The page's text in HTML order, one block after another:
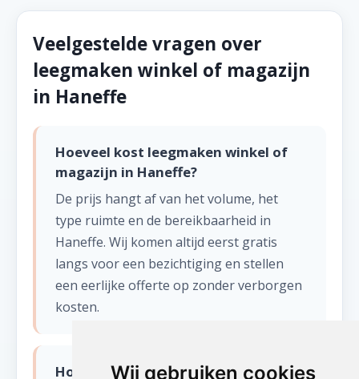
Wij gebruiken cookies
Veelgestelde vragen over
leegmaken winkel of magazijn
in Haneffe
Hoeveel kost leegmaken winkel of
magazijn in Haneffe?
De prijs hangt af van het volume, het
type ruimte en de bereikbaarheid in
Haneffe. Wij komen altijd eerst gratis
langs voor een bezichtiging en stellen
een eerlijke offerte op zonder verborgen
kosten.
Hoe snel kunnen jullie starten met